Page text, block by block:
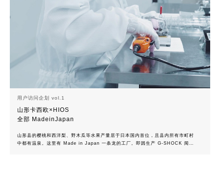
用户访问企划 vol.1
山形卡西欧×HIOS
全部 MadeinJapan
山形县的樱桃和西洋梨、野木瓜等水果产量居于日本国内首位，且县内所有市町村
中都有温泉。这里有 Made in Japan 一条龙的工厂。即因生产 G-SHOCK 闻名